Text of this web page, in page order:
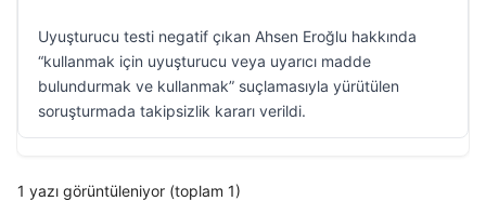
Uyuşturucu testi negatif çıkan Ahsen Eroğlu hakkında
“kullanmak için uyuşturucu veya uyarıcı madde
bulundurmak ve kullanmak” suçlamasıyla yürütülen
soruşturmada takipsizlik kararı verildi.
1 yazı görüntüleniyor (toplam 1)